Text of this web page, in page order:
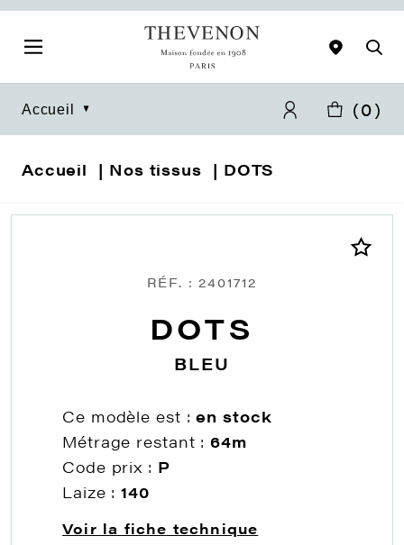
Accueil (0)
Accueil Nos tissus DOTS
RÉF. : 2401712
DOTS
BLEU
Ce modèle est :en stock
Métrage restant :64m
Code prix : P
Laize :140
Voir la fiche technique